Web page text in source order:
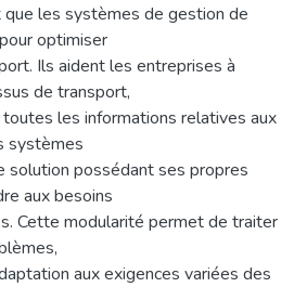
les systèmes de gestion de
optimiser
Ils aident les entreprises à
de transport,
les informations relatives aux
systèmes
solution possédant ses propres
aux besoins
Cette modularité permet de traiter
aux exigences variées des